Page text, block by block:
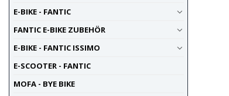
E-BIKE - FANTIC
FANTIC E-BIKE ZUBEHÖR
E-BIKE - FANTIC ISSIMO
E-SCOOTER - FANTIC
MOFA - BYE BIKE